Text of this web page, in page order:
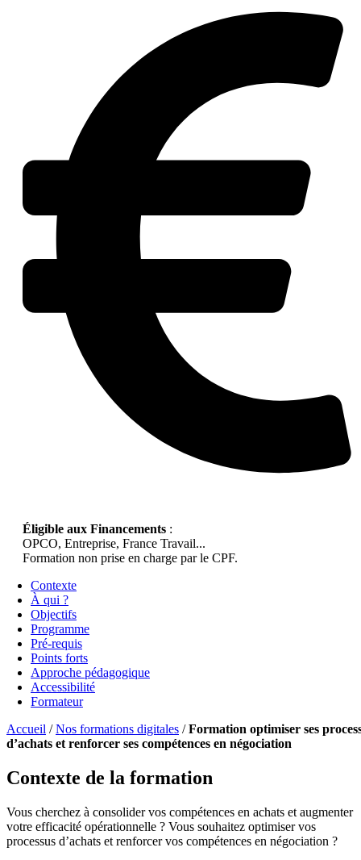
Éligible aux Financements :
OPCO, Entreprise, France Travail...
Formation non prise en charge par le CPF.
Contexte
À qui ?
Objectifs
Programme
Pré-requis
Points forts
Approche pédagogique
Accessibilité
Formateur
Accueil /Nos formations digitales /Formation optimiser ses
d’achats et renforcer ses compétences en négociation
Contexte de la formation
Vous cherchez à consolider vos compétences en achats et augmenter
votre efficacité opérationnelle ? Vous souhaitez optimiser vos
processus d’achats et renforcer vos compétences en négociation ?